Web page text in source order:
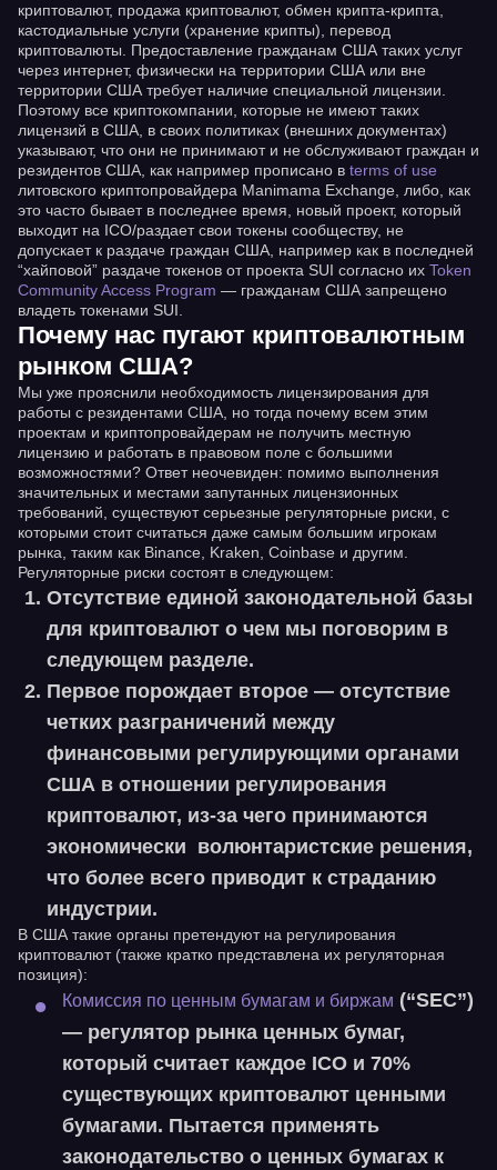
криптовалют, продажа криптовалют, обмен крипта-крипта,
кастодиальные услуги (хранение крипты), перевод
криптовалюты. Предоставление гражданам США таких услуг
через интернет, физически на территории США или вне
территории США требует наличие специальной лицензии.
Поэтому все криптокомпании, которые не имеют таких
лицензий в США, в своих политиках (внешних документах)
указывают, что они не принимают и не обслуживают граждан и
резидентов США, как например прописано в terms of use
литовского криптопровайдера Manimama Exchange, либо, как
это часто бывает в последнее время, новый проект, который
выходит на ICO/раздает свои токены сообществу, не
допускает к раздаче граждан США, например как в последней
“хайповой” раздаче токенов от проекта SUI согласно их Token
Community Access Program — гражданам США запрещено
владеть токенами SUI.
Почему нас пугают криптовалютным
рынком США?
Мы уже прояснили необходимость лицензирования для
работы с резидентами США, но тогда почему всем этим
проектам и криптопровайдерам не получить местную
лицензию и работать в правовом поле с большими
возможностями? Ответ неочевиден: помимо выполнения
значительных и местами запутанных лицензионных
требований, существуют серьезные регуляторные риски, с
которыми стоит считаться даже самым большим игрокам
рынка, таким как Binance, Kraken, Coinbase и другим.
Регуляторные риски состоят в следующем:
Отсутствие единой законодательной базы
для криптовалют о чем мы поговорим в
следующем разделе.
Первое порождает второе — отсутствие
четких разграничений между
финансовыми регулирующими органами
США в отношении регулирования
криптовалют, из-за чего принимаются
экономически волюнтаристские решения,
что более всего приводит к страданию
индустрии.
В США такие органы претендуют на регулирования
криптовалют (также кратко представлена их регуляторная
позиция):
Комиссия по ценным бумагам и биржам (“SEC”)
— регулятор рынка ценных бумаг,
который считает каждое ICO и 70%
существующих криптовалют ценными
бумагами. Пытается применять
законодательство о ценных бумагах к